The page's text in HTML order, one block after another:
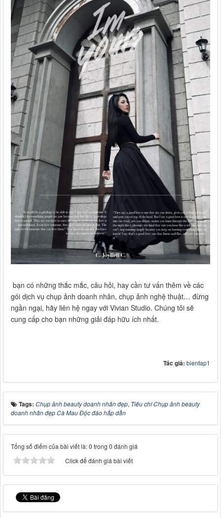
bạn có những thắc mắc, câu hỏi, hay cần tư vấn thêm về các
gói dịch vụ chụp ảnh doanh nhân, chụp ảnh nghệ thuật… đừng
ngần ngại, hãy liên hệ ngay với Vivian Studio. Chúng tôi sẽ
cung cấp cho bạn những giải đáp hữu ích nhất.
Tác giả: bientap1
Tags: Chụp ảnh beauty doanh nhân đẹp, Tiêu chí Chụp ảnh beauty
doanh nhân đẹp Cà Mau Độc đáo hấp dẫn
Tổng số điểm của bài viết là: 0 trong 0 đánh giá
Click để đánh giá bài viết